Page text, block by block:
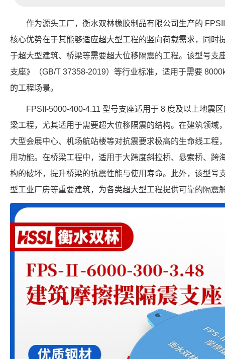
作为源头工厂，衡水双林橡胶制品有限公司生产的
核心优势在于其能够适应超大型工程的竖向荷载需求，同时
于超大型建筑、桥梁等需要超大位移隔震的工程。该型号支
支座》（GB/T 37358-2019）等行业标准，适用于需要
的工程场景。
FPSII-5000-400-4.11 型号支座适用于 8 度及以上地震
梁工程，尤其适用于需要超大位移隔震的结构。在建筑领域
大型会展中心、机场航站楼等对抗震要求极高的生命线工程
用功能。在桥梁工程中，适用于大跨度斜拉桥、悬索桥、跨
构的破坏，提升桥梁的抗震性能与使用寿命。此外，该型号
型工业厂房等重要建筑，为各类超大型工程提供可靠的隔震